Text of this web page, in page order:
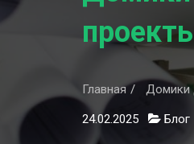
Главная Домики
24.02.2025 Блог